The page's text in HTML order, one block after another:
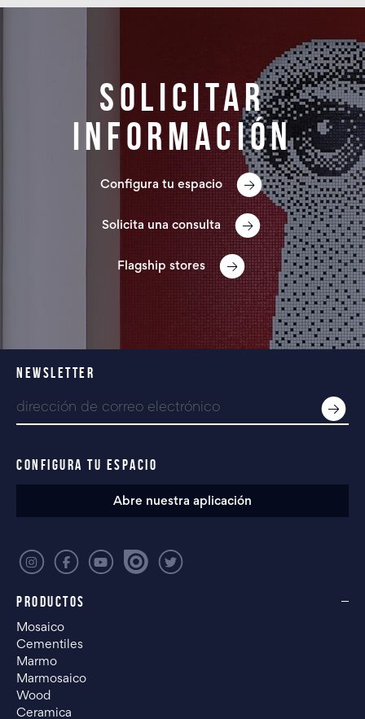
Solicitar
información
Configura tu espacio
Solicita una consulta
Flagship stores
PRODUCTOS
Mosaico
Cementiles
Marmo
Marmosaico
Wood
Ceramica
NEWSLETTER
CONFIGURA TU ESPACIO
Abre nuestra aplicación